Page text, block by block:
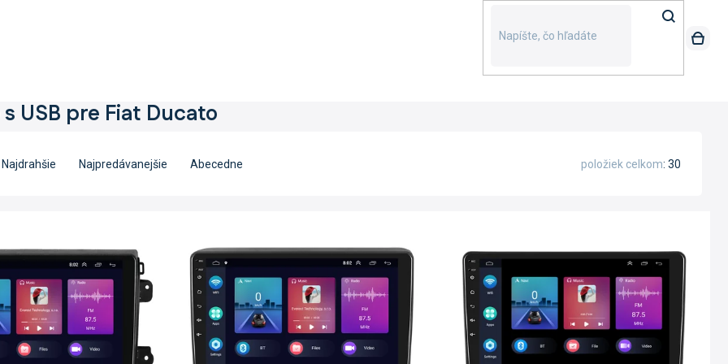
USB pre Fiat Ducato
Najdrahšie Najpredávanejšie Abecedne 30
položiek celkom